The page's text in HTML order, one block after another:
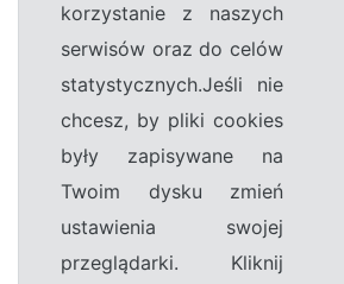
korzystanie z naszych
serwisów oraz do celów
statystycznych.Jeśli nie
chcesz, by pliki cookies
były zapisywane na
Twoim dysku zmień
ustawienia swojej
przeglądarki. Kliknij